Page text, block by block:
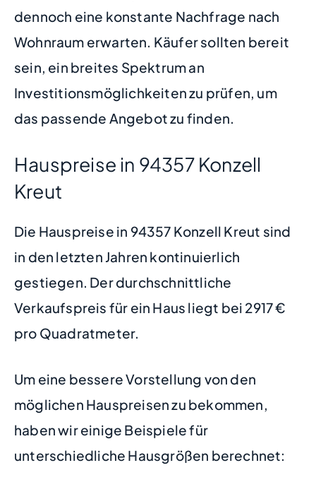
dennoch eine konstante Nachfrage nach
Wohnraum erwarten. Käufer sollten bereit
sein, ein breites Spektrum an
Investitionsmöglichkeiten zu prüfen, um
das passende Angebot zu finden.
Hauspreise in 94357 Konzell
Kreut
Die Hauspreise in 94357 Konzell Kreut sind
in den letzten Jahren kontinuierlich
gestiegen. Der durchschnittliche
Verkaufspreis für ein Haus liegt bei 2917 €
pro Quadratmeter.
Um eine bessere Vorstellung von den
möglichen Hauspreisen zu bekommen,
haben wir einige Beispiele für
unterschiedliche Hausgrößen berechnet: